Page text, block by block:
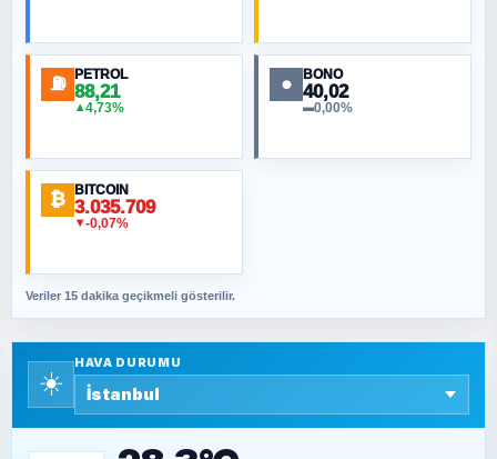
NURETTIN BÖLÜK
ORHAN KILIÇOĞLU
Fahişeye beyinli bir müstevli alçağına
SAVAŞ ŞAHİN
SEYFULLAH ÇİÇEK
⛽ PETROL
88,21
▲4,73%
● BONO
40,02
▬0,00%
₿ BITCOIN
3.035.709
▼-0,07%
Veriler 15 dakika geçikmeli gösterilir.
☀️
HAVA DURUMU